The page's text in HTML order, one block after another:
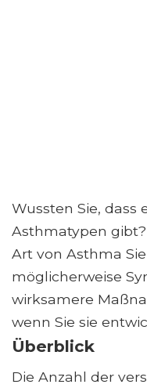
Wussten Sie, dass
Asthmatypen
Art von Asthma
möglicherweise
wirksamere
wenn Sie sie
Überblick
Die Anzahl der